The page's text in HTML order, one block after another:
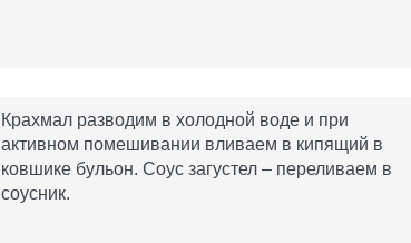
Крахмал разводим в холодной воде и при
активном помешивании вливаем в кипящий в
ковшике бульон. Соус загустел – переливаем в
соусник.